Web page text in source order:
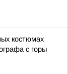
костюмах
с горы